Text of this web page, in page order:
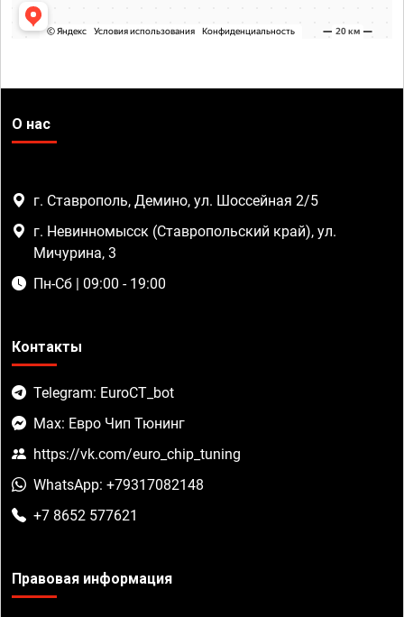
О нас
г. Ставрополь, Демино, ул. Шоссейная 2/5
г. Невинномысск (Ставропольский край), ул.
Мичурина, 3
Пн-Сб | 09:00 - 19:00
Контакты
Telegram: EuroCT_bot
Max: Евро Чип Тюнинг
https://vk.com/euro_chip_tuning
WhatsApp: +79317082148
+7 8652 577621
Правовая информация